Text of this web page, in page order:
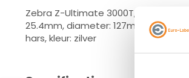
Zebra Z-Ultimate 3000T, labelrol,
25.4mm, diameter: 127mm,
hars, kleur: zilver